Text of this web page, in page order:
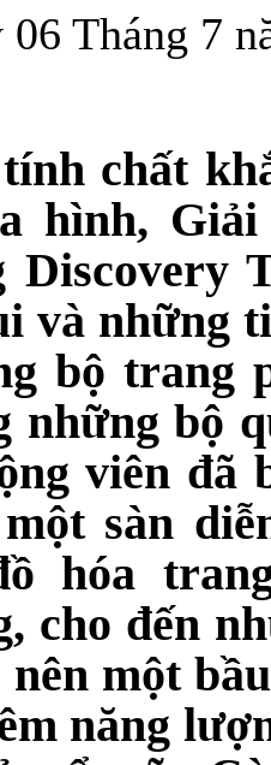
Tháng 7
chất
hình,
Discovery
và những
bộ trang
những bộ
viên
sàn
hóa
cho đến
nên một
năng